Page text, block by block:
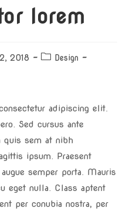
lorem
2018
Design
adipiscing elit.
Sed cursus ante
quis sem at nibh
ipsum. Praesent
semper porta. Mauris
eget nulla. Class aptent
per conubia nostra, per